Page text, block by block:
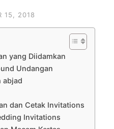
15, 2018
yang Diidamkan
Undangan
abjad
dan Cetak Invitations
Invitations